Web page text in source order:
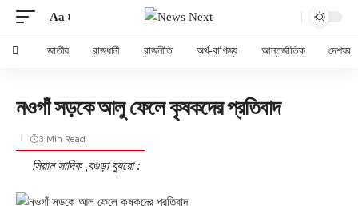
Aa
জাতীয় রাজধানী রাজনীতি অর্থ-বাণিজ্য আন্তর্জাতিক দেশঘর
নওগাঁ সড়কে আলু ফেলে কৃষকদের প্রতিবাদ
সিয়াম সাদিক ,বগুড়া ব্যুরো :
3 Min Read